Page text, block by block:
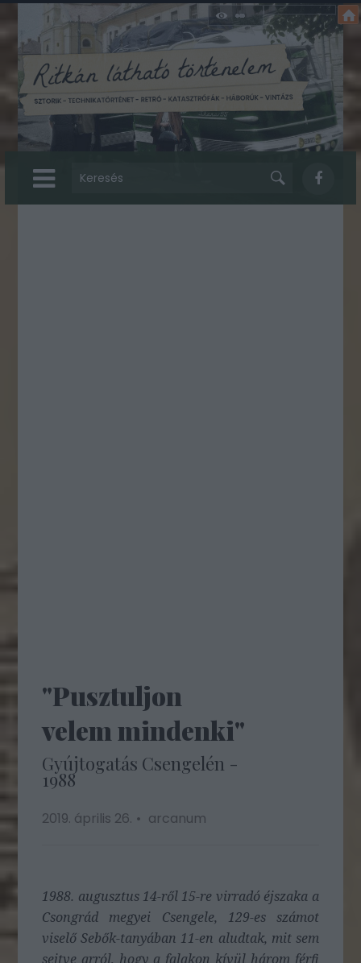
"Pusztuljon
velem mindenki"
Gyújtogatás Csengelén -
1988
2019. április 26. arcanum
1988. augusztus 14-ről 15-re virradó éjszaka a
Csongrád megyei Csengele, 129-es számot
viselő Sebők-tanyában 11-en aludtak, mit sem
sejtve arról, hogy a falakon kívül három férfi